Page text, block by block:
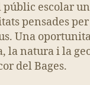
públic escolar
pensades
Una
la natura i la
del Bages.